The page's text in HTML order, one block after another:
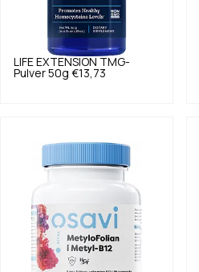
LIFE EXTENSION TMG-
Pulver 50g €13,73